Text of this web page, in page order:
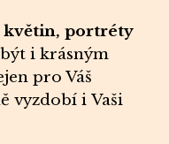
květin, portréty
i krásným
pro Váš
vyzdobí i Vaši